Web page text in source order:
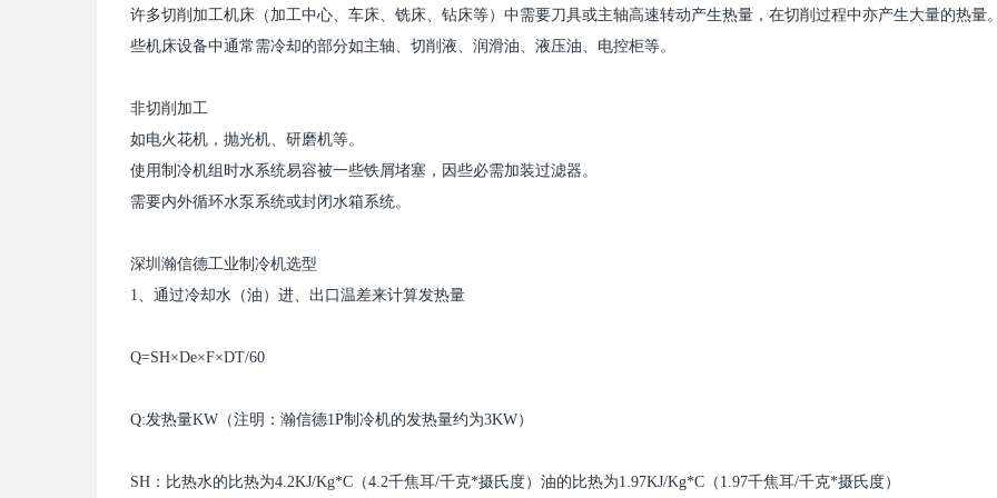
许多切削加工机床（加工中心、车床、铣床、钻床等）中需要刀具或主轴高速转动产生热量，在切削过程中亦产生大量的热量
些机床设备中通常需冷却的部分如主轴、切削液、润滑油、液压油、电控柜等。
非切削加工
如电火花机，抛光机、研磨机等。
使用制冷机组时水系统易容被一些铁屑堵塞，因些必需加装过滤器。
需要内外循环水泵系统或封闭水箱系统。
深圳瀚信德工业制冷机选型
1
、通过冷却水（油）进、出口温差来计算发热量
Q=SH×De×F×DT/60
Q:发热量KW （注明： 瀚信德1P制冷机的发热量约为3KW）
SH ：比热水的比热为4.2KJ/Kg*C （4.2千焦耳/千克*摄氏度）油的比热为1.97KJ/Kg*C （ 1.97千焦耳/千克*摄氏度）